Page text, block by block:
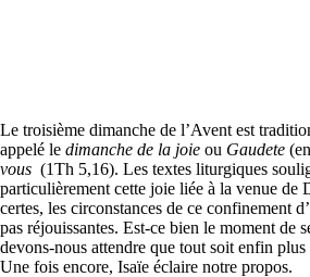
Le troisième dimanche de l’Avent est
appelé le dimanche de la joie ou Gaudete
vous (1Th 5,16). Les textes liturgiques
particulièrement cette joie liée à la venue de
certes, les circonstances de ce confinement
pas réjouissantes. Est-ce bien le moment de
devons-nous attendre que tout soit enfin
Une fois encore, Isaïe éclaire notre propos.